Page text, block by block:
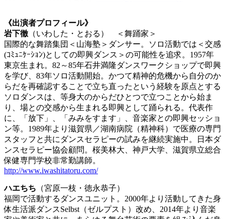
《出演者プロフィール》
岩下徹 （いわした・とおる） ＜舞踊家＞
国際的な舞踏集団＜山海塾＞ダンサー。ソロ活動では＜交感
(ｺﾐｭﾆｹｰｼｮﾝ)としての即興ダンス＞の可能性を追求。1957年
東京生まれ。82～85年石井満隆ダンスワークショップで即興
を学び、83年ソロ活動開始。かつて精神的危機から自分のか
らだを再確認することで立ち直ったという経験を原点とする
ソロダンスは、等身大のからだひとつで立つことから始ま
り、場との交感から生まれる即興として踊られる。代表作
に、「放下」、「みみをすます」、音楽家との即興セッショ
ン等。1989年より滋賀県／湖南病院（精神科）で医療の専門
スタッフと共にダンスセラピーの試みを継続実施中。日本ダ
ンスセラピー協会顧問。桜美林大、神戸大学、滋賀県立総合
保健専門学校非常勤講師。
http://www.iwashitatoru.com/
ハエちち （宮原一枝・徳永恭子）
福岡で活動するダンスユニット。2000年より活動してきた身
体生活派ダンスSelbst（ゼルプスト）改め、2014年より音楽